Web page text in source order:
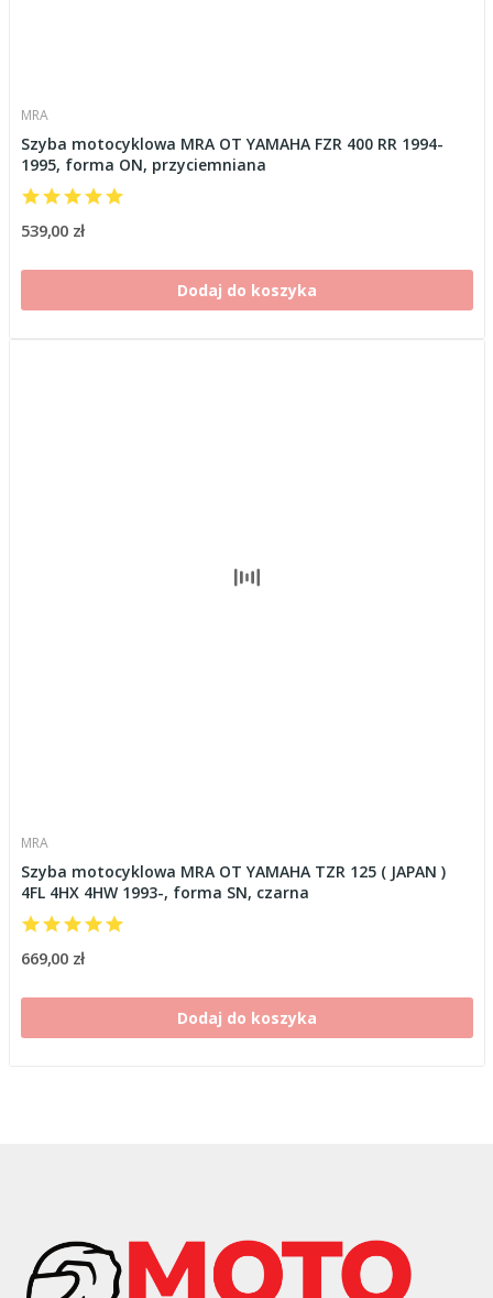
MRA
Szyba motocyklowa MRA OT YAMAHA FZR 400 RR 1994-
1995, forma ON, przyciemniana
539,00 zł
Dodaj do koszyka
MRA
Szyba motocyklowa MRA OT YAMAHA TZR 125 ( JAPAN )
4FL 4HX 4HW 1993-, forma SN, czarna
669,00 zł
Dodaj do koszyka